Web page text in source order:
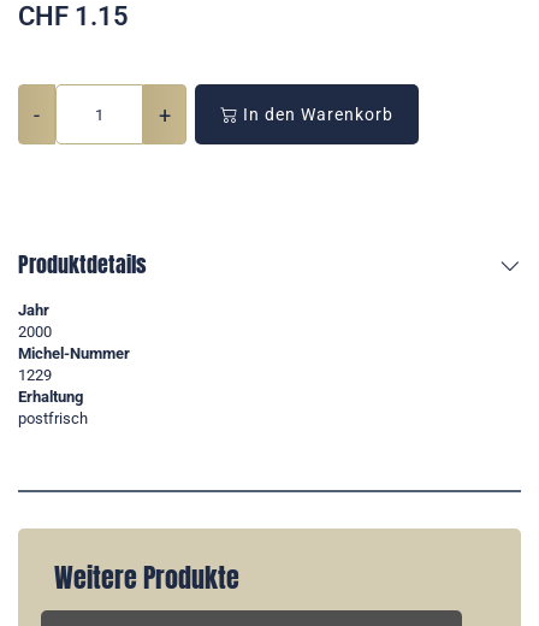
CHF 1.15
- + In den Warenkorb
Produktdetails
Jahr
2000
Michel-Nummer
1229
Erhaltung
postfrisch
Weitere Produkte